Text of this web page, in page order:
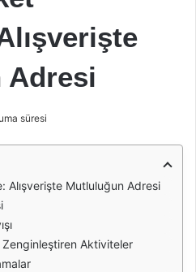
Adresi
süresi
Alışverişte Mutluluğun Adresi
Zenginleştiren Aktiviteler